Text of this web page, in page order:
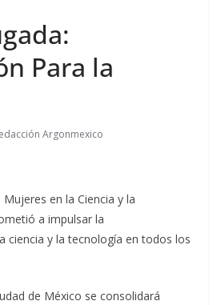
Para la
Argonmexico
en la Ciencia y la
a impulsar la
ciencia y la tecnología en todos los
de México se consolidará